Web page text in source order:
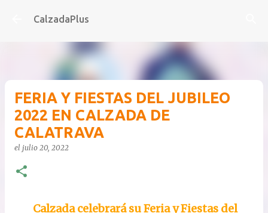
Ir al contenido principal
CalzadaPlus
FERIA Y FIESTAS DEL JUBILEO
2022 EN CALZADA DE
CALATRAVA
el julio 20, 2022
Calzada celebrará su Feria y Fiestas del